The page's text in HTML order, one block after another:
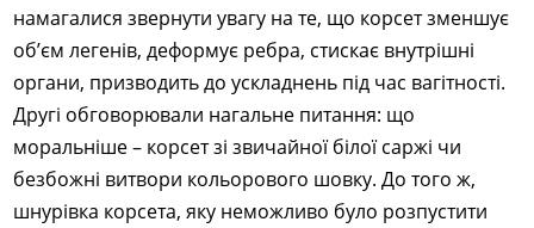
намагалися звернути увагу на те, що корсет зменшує
об’єм легенів, деформує ребра, стискає внутрішні
органи, призводить до ускладнень під час вагітності.
Другі обговорювали нагальне питання: що
моральніше – корсет зі звичайної білої саржі чи
безбожні витвори кольорового шовку. До того ж,
шнурівка корсета, яку неможливо було розпустити